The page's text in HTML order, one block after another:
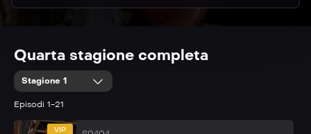
Quarta stagione completa
Stagione 1
Episodi 1-21
La furia di Piper
VIP